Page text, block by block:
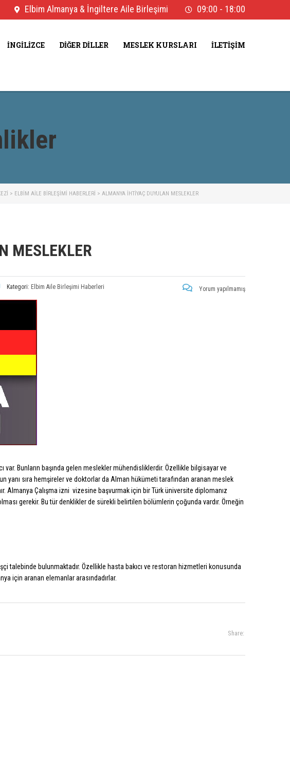
09:00 - 18:00
Elbim Almanya & İngiltere Aile Birleşimi
İNGILIZCE DIĞER DILLER MESLEK KURSLARI İLETIŞIM
> ELBIM AILE BIRLEŞIMI HABERLERI > ALMANYA İHTIYAÇ DUYULAN MESLEKLER
MESLEKLER
Kategori: Elbim Aile Birleşimi Haberleri Yorum yapılmamış
var. Bunların başında gelen meslekler mühendisliklerdir. Özellikle bilgisayar ve
yanı sıra hemşireler ve doktorlar da Alman hükümeti tarafından aranan meslek
Almanya Çalışma izni vizesine başvurmak için bir Türk üniversite diplomanız
gerekir. Bu tür denklikler de sürekli belirtilen bölümlerin çoğunda vardır. Örneğin
talebinde bulunmaktadır. Özellikle hasta bakıcı ve restoran hizmetleri konusunda
için aranan elemanlar arasındadırlar.
Share: